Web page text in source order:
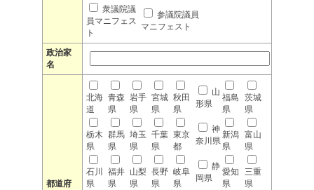
衆議院議
員マニフェス
ト
参議院議員
マニフェスト
政治家
名
都道府
北海
道
青森
県
岩手
県
宮城
県
秋田
県
山
形県
福島
県
茨城
県
栃木
県
群馬
県
埼玉
県
千葉
県
東京
都
神
奈川県
新潟
県
富山
県
石川
県
福井
県
山梨
県
長野
県
岐阜
県
静
岡県
愛知
県
三重
県